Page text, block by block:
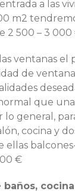
a las
m2
2 500 – 3 000
ventanas el
de
que
lo general,
cocina y
ellas
€